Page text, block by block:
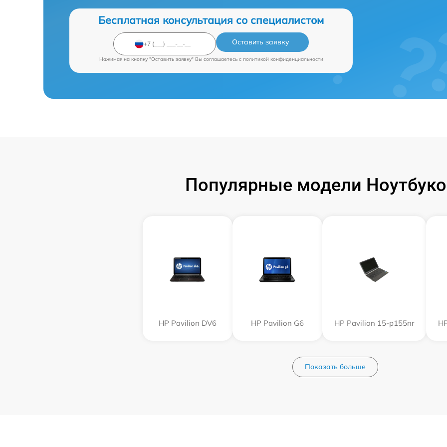
Бесплатная консультация со специалистом
Оставить заявку
Нажимая на кнопку "Оставить заявку" Вы соглашаетесь c политикой конфиденциальности
Популярные модели
HP Pavilion DV6 HP Pavilion G6 HP Pavilion 15-p155nr
Показать больше